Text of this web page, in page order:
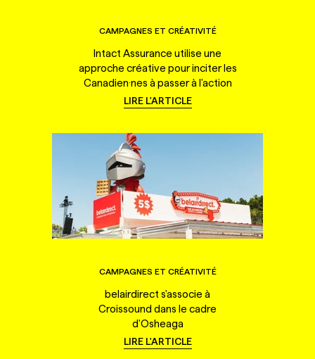
CAMPAGNES ET CRÉATIVITÉ
Intact Assurance utilise une
approche créative pour inciter les
Canadien·nes à passer à l'action
LIRE L'ARTICLE
CAMPAGNES ET CRÉATIVITÉ
belairdirect s'associe à
Croissound dans le cadre
d'Osheaga
LIRE L'ARTICLE